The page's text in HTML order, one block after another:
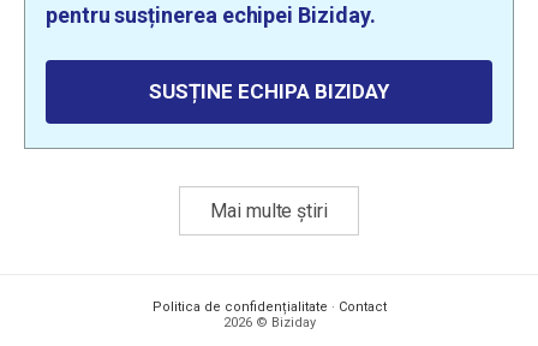
pentru susținerea echipei Biziday.
SUSȚINE ECHIPA BIZIDAY
Mai multe știri
Politica de confidențialitate · Contact
2026 © Biziday